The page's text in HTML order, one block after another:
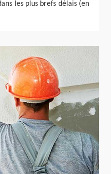
les plus brefs délais (en